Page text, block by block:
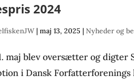
2024
|maj 13, 2025 |Nyheder og
maj blev oversætter og digter
i Dansk Forfatterforenings